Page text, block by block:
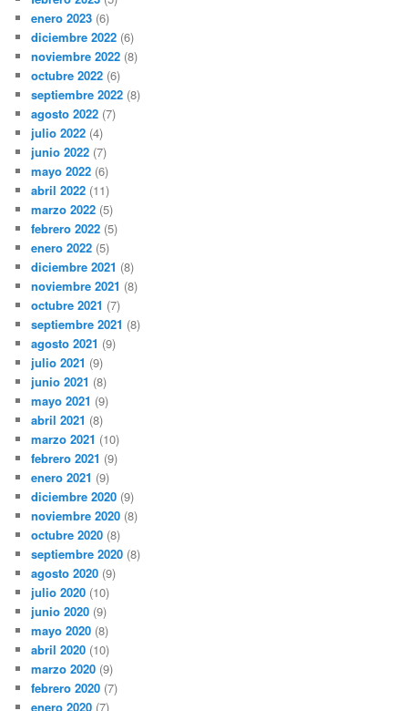
enero 2023 (6)
diciembre 2022 (6)
noviembre 2022 (8)
octubre 2022 (6)
septiembre 2022 (8)
agosto 2022 (7)
julio 2022 (4)
junio 2022 (7)
mayo 2022 (6)
abril 2022 (11)
marzo 2022 (5)
febrero 2022 (5)
enero 2022 (5)
diciembre 2021 (8)
noviembre 2021 (8)
octubre 2021 (7)
septiembre 2021 (8)
agosto 2021 (9)
julio 2021 (9)
junio 2021 (8)
mayo 2021 (9)
abril 2021 (8)
marzo 2021 (10)
febrero 2021 (9)
enero 2021 (9)
diciembre 2020 (9)
noviembre 2020 (8)
octubre 2020 (8)
septiembre 2020 (8)
agosto 2020 (9)
julio 2020 (10)
junio 2020 (9)
mayo 2020 (8)
abril 2020 (10)
marzo 2020 (9)
febrero 2020 (7)
enero 2020 (7)